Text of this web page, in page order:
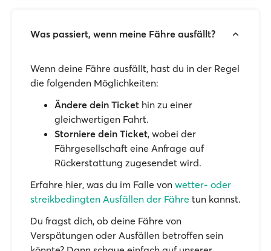
Was passiert, wenn meine Fähre ausfällt?
Wenn deine Fähre ausfällt, hast du in der Regel
die folgenden Möglichkeiten:
Ändere dein Ticket hin zu einer
gleichwertigen Fahrt.
Storniere dein Ticket, wobei der
Fährgesellschaft eine Anfrage auf
Rückerstattung zugesendet wird.
Erfahre hier, was du im Falle von wetter- oder
streikbedingten Ausfällen der Fähre tun kannst.
Du fragst dich, ob deine Fähre von
Verspätungen oder Ausfällen betroffen sein